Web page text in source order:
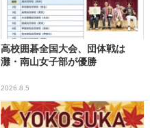
高校囲碁全国大会、団体戦は
灘・南山女子部が優勝
2026.8.5